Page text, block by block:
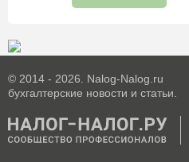
© 2014 - 2026. Nalog-Nalog.ru
бухгалтерские новости и статьи.